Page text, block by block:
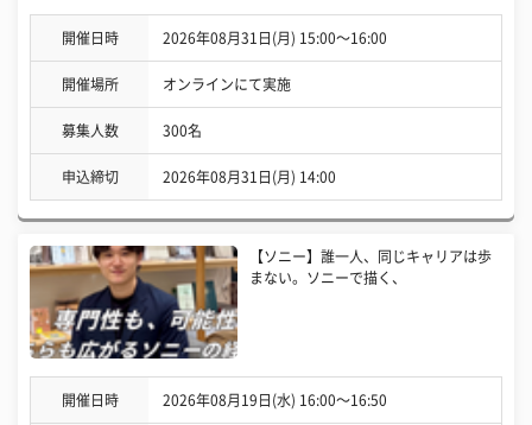
開催日時 2026年08月31日(月) 15:00〜16:00
開催場所 オンラインにて実施
募集人数 300名
申込締切 2026年08月31日(月) 14:00
【ソニー】誰一人、同じキャリアは歩
まない。ソニーで描く、
開催日時 2026年08月19日(水) 16:00〜16:50